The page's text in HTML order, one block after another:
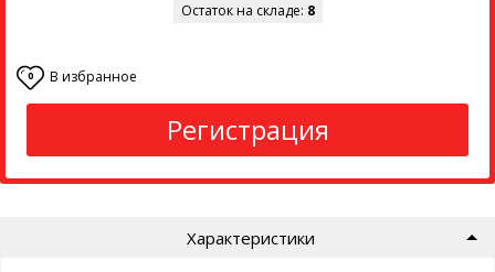
Остаток на складе: 8
0 В избранное
Регистрация
Характеристики